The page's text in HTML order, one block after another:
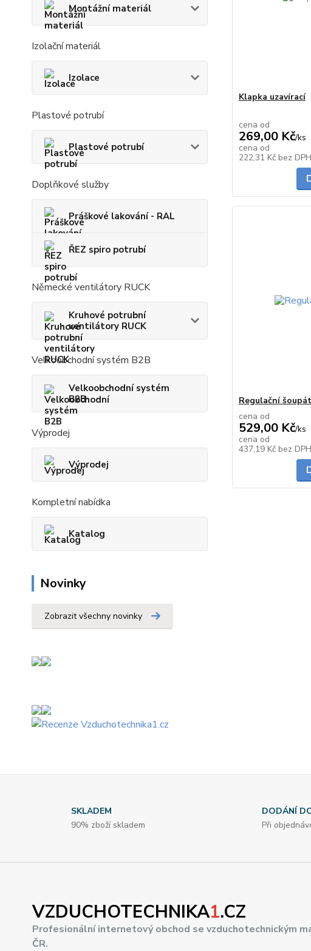
Montážní materiál
Izolační materiál
Izolace
Plastové potrubí
Plastové potrubí
Doplňkové služby
Práškové lakování - RAL
ŘEZ spiro potrubí
Německé ventilátory RUCK
Kruhové potrubní
ventilátory RUCK
Velkoobchodní systém B2B
Velkoobchodní systém
B2B
Výprodej
Výprodej
Kompletní nabídka
Katalog
Novinky
Zobrazit všechny novinky
Klapka uzavírací
cena od
269,00 Kč/ks
cena od
222,31 Kč bez DPH
Regulační
cena od
529,00 Kč/ks
cena od
437,19 Kč bez DPH
SKLADEM
90% zboží skladem
DODÁNÍ
Při
VZDUCHOTECHNIKA1.CZ
Profesionální internetový obchod se vzduchotechnickým
ČR.